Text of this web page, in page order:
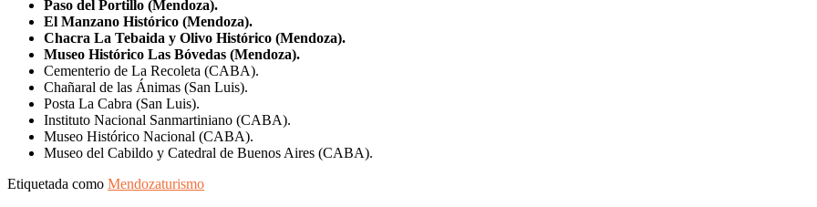
Paso del Portillo (Mendoza).
El Manzano Histórico (Mendoza).
Chacra La Tebaida y Olivo Histórico (Mendoza).
Museo Histórico Las Bóvedas (Mendoza).
Cementerio de La Recoleta (CABA).
Chañaral de las Ánimas (San Luis).
Posta La Cabra (San Luis).
Instituto Nacional Sanmartiniano (CABA).
Museo Histórico Nacional (CABA).
Museo del Cabildo y Catedral de Buenos Aires (CABA).
Etiquetada como Mendozaturismo